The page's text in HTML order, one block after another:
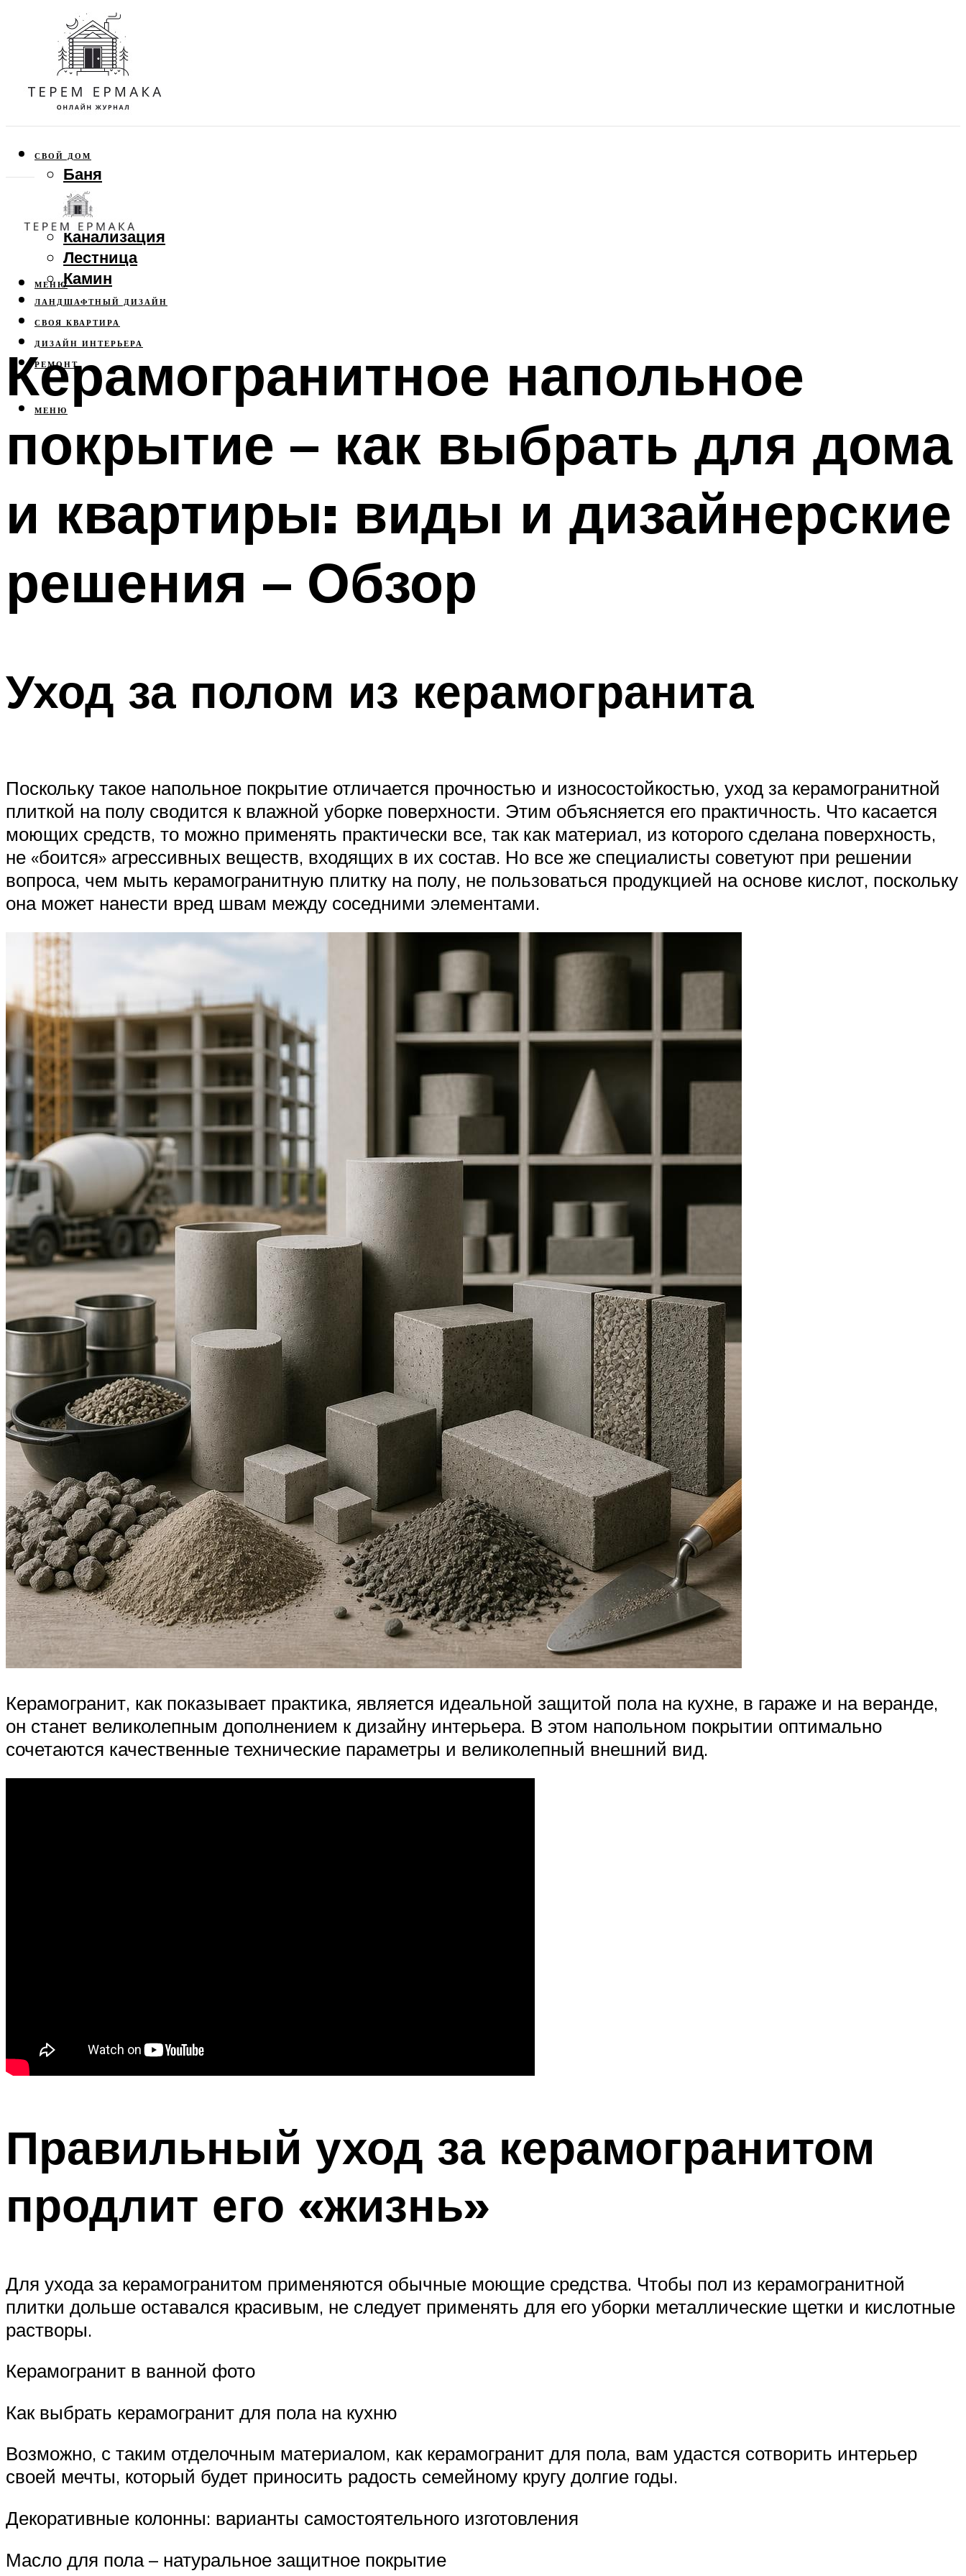
СВОЙ ДОМ
Баня
Веранда
Забор
Канализация
Лестница
Камин
ЛАНДШАФТНЫЙ ДИЗАЙН
СВОЯ КВАРТИРА
ДИЗАЙН ИНТЕРЬЕРА
РЕМОНТ
МЕНЮ
МЕНЮ
Керамогранитное напольное
покрытие – как выбрать для дома
и квартиры: виды и дизайнерские
решения – Обзор
Уход за полом из керамогранита
Поскольку такое напольное покрытие отличается прочностью и износостойкостью, уход за керамогранитной
плиткой на полу сводится к влажной уборке поверхности. Этим объясняется его практичность. Что касается
моющих средств, то можно применять практически все, так как материал, из которого сделана поверхность,
не «боится» агрессивных веществ, входящих в их состав. Но все же специалисты советуют при решении
вопроса, чем мыть керамогранитную плитку на полу, не пользоваться продукцией на основе кислот, поскольку
она может нанести вред швам между соседними элементами.
Керамогранит, как показывает практика, является идеальной защитой пола на кухне, в гараже и на веранде,
он станет великолепным дополнением к дизайну интерьера. В этом напольном покрытии оптимально
сочетаются качественные технические параметры и великолепный внешний вид.
Правильный уход за керамогранитом
продлит его «жизнь»
Для ухода за керамогранитом применяются обычные моющие средства. Чтобы пол из керамогранитной
плитки дольше оставался красивым, не следует применять для его уборки металлические щетки и кислотные
растворы.
Керамогранит в ванной фото
Как выбрать керамогранит для пола на кухню
Возможно, с таким отделочным материалом, как керамогранит для пола, вам удастся сотворить интерьер
своей мечты, который будет приносить радость семейному кругу долгие годы.
Декоративные колонны: варианты самостоятельного изготовления
Масло для пола – натуральное защитное покрытие